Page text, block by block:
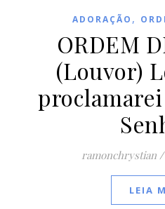
ADORAÇÃO ,
ORDEM
(Louvor)
ramonchrystian /
LEIA